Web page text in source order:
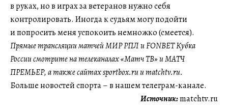
в руках, но в играх за ветеранов нужно себя
контролировать. Иногда к судьям могу подойти
и попросить меня успокоить немножко (смеется).
Прямые трансляции матчей МИР РПЛ и FONBET Кубка
России смотрите на телеканалах «Матч ТВ» и МАТЧ
ПРЕМЬЕР, а также сайтах sportbox.ru и matchtv.ru.
Больше новостей спорта – в нашем телеграм-канале.
Источник:matchtv.ru